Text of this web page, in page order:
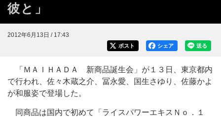
彼と」
2012年6月13日 / 17:43
送る
シェア
ポスト
「ＭＡＩＨＡＤＡ 新商品誕生会」が１３日、東京都内
で行われ、佐々木蔵之介、冨永愛、国生さゆり、佐藤かよ
が和服姿で登場した。
同商品は国内で初めて「ライスパワーエキスＮｏ．１